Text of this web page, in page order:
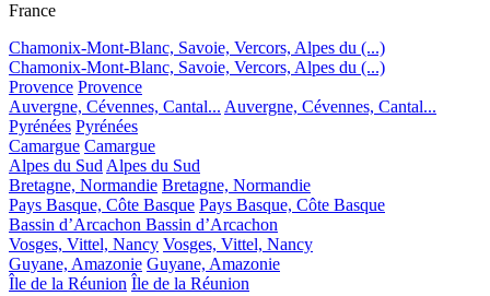
France
Chamonix-Mont-Blanc, Savoie, Vercors, Alpes du (...)
Chamonix-Mont-Blanc, Savoie, Vercors, Alpes du (...)
Provence Provence
Auvergne, Cévennes, Cantal... Auvergne, Cévennes, Cantal...
Pyrénées Pyrénées
Camargue Camargue
Alpes du SudAlpes du Sud
Bretagne, Normandie Bretagne, Normandie
Pays Basque, Côte Basque Pays Basque, Côte Basque
Bassin d’Arcachon Bassin d’Arcachon
Vosges, Vittel, Nancy Vosges, Vittel, Nancy
Guyane, Amazonie Guyane, Amazonie
Île de la Réunion Île de la Réunion